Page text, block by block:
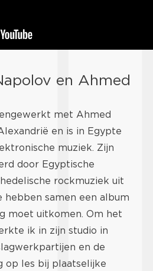
en Ahmed
met Ahmed
en is in Egypte
muziek. Zijn
door Egyptische
rockmuziek uit
hebben samen een album
moet uitkomen. Om het
ik in zijn studio in
en de
op les bij plaatselijke